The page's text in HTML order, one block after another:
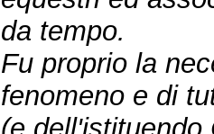
da tempo.
Fu proprio la
fenomeno e di